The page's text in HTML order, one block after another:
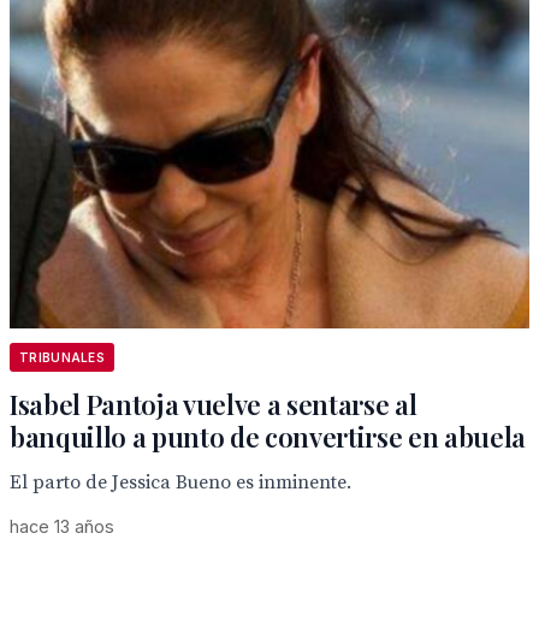
TRIBUNALES
Isabel Pantoja vuelve a sentarse al
banquillo a punto de convertirse en abuela
El parto de Jessica Bueno es inminente.
hace 13 años